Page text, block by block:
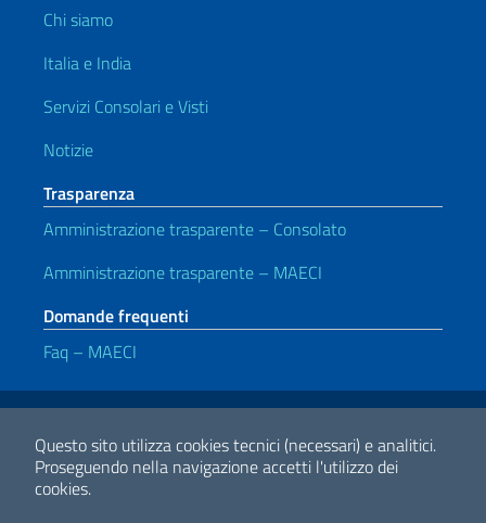
Questo sito utilizza cookies tecnici (necessari) e analitici.
Proseguendo nella navigazione accetti l'utilizzo dei
cookies.
Chi siamo
Italia e India
Servizi Consolari e Visti
Notizie
Trasparenza
Amministrazione trasparente – Consolato
Amministrazione trasparente – MAECI
Domande frequenti
Faq – MAECI
Link Utili